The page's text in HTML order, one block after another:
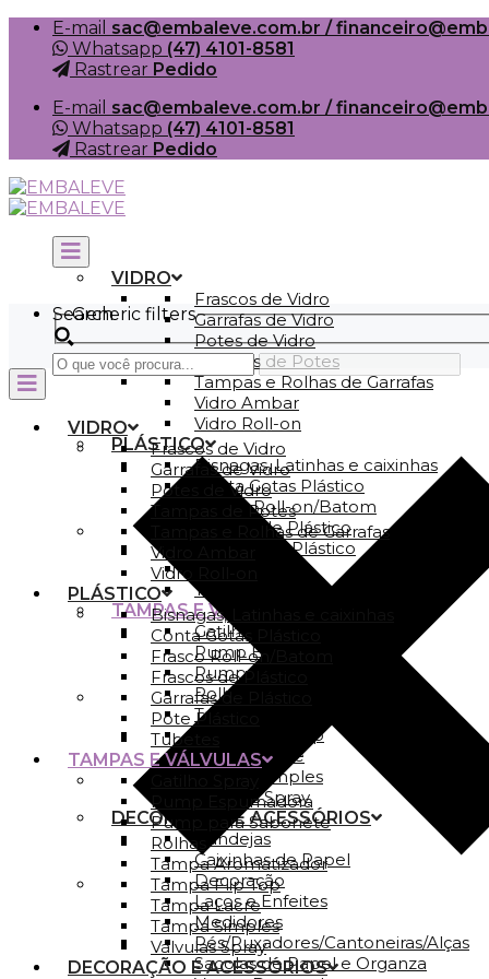
Skip
content
E-mail sac@embaleve.com.br /
Whatsapp (47) 4101-8581
Rastrear Pedido
E-mail sac@embaleve.com.br /
Whatsapp (47) 4101-8581
Rastrear Pedido
VIDRO
Frascos de Vidro
Garrafas de Vidro
Potes de Vidro
Tampas de Potes
Tampas e Rolhas de Garrafas
Vidro Ambar
Vidro Roll-on
PLÁSTICO
Bisnagas, Latinhas e caixinhas
Conta Gotas Plástico
Frasco Roll-on/Batom
Frascos de Plástico
Garrafas de Plástico
Tubetes
TAMPAS E VÁLVULAS
Gatilho Spray
Pump Espumadora
Pump para Sabonete
Rolhas
Tampa Aromatizador
Tampa Flip Top
Tampa Lacre
Tampa Simples
Válvulas Spray
DECORAÇÃO E ACESSÓRIOS
Bandejas
Caixinhas de Papel
Decoração
Laços e Enfeites
Medidores
Pés/Puxadores/Cantoneiras/Alças
Sacolas de Papel e Organza
Search
Generic filters
VIDRO
Frascos de Vidro
Garrafas de Vidro
Potes de Vidro
Tampas de Potes
Tampas e Rolhas de Garrafas
Vidro Ambar
Vidro Roll-on
PLÁSTICO
Bisnagas, Latinhas e caixinhas
Conta Gotas Plástico
Frasco Roll-on/Batom
Frascos de Plástico
Garrafas de Plástico
Pote Plástico
Tubetes
TAMPAS E VÁLVULAS
Pump Espumadora
Pump para Sabonete
Rolhas
Tampa Aromatizador
Tampa Flip Top
Tampa Lacre
Tampa Simples
Válvulas Spray
DECORAÇÃO E ACESSÓRIOS